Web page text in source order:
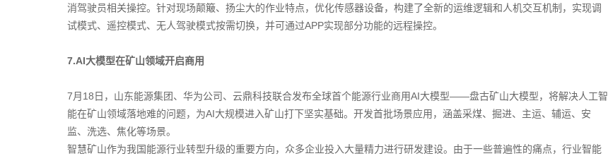
消驾驶员相关操控。针对现场颠簸、扬尘大的作业特点，优化传感器设备，构建了全新的运维逻辑和人机交互机制，实现调
试模式、遥控模式、无人驾驶模式按需切换，并可通过APP实现部分功能的远程操控。
7.AI大模型在矿山领域开启商用
7月18日，山东能源集团、华为公司、云鼎科技联合发布全球首个能源行业商用AI大模型——盘古矿山大模型，将解决人工智
能在矿山领域落地难的问题，为AI大规模进入矿山打下坚实基础。开发首批场景应用，涵盖采煤、掘进、主运、辅运、安
监、洗选、焦化等场景。
智慧矿山作为我国能源行业转型升级的重要方向，众多企业投入大量精力进行研发建设。由于一些普遍性的痛点，行业智能